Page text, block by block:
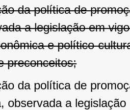
da política de
a legislação em
e político-
preconceitos;
da política de
observada a